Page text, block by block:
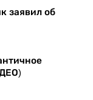
заявил об